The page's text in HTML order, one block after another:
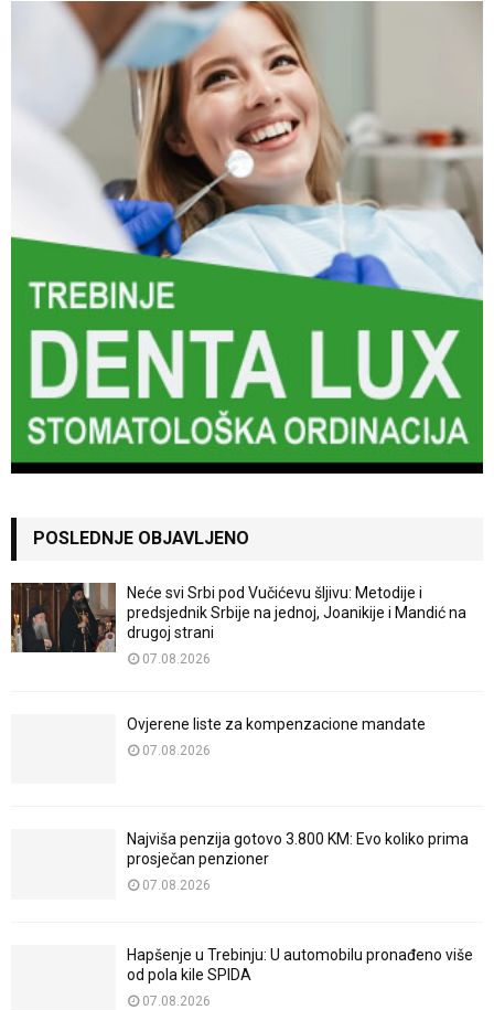
POSLEDNJE OBJAVLJENO
Neće svi Srbi pod Vučićevu šljivu: Metodije i
predsjednik Srbije na jednoj, Joanikije i Mandić na
drugoj strani
07.08.2026
Ovjerene liste za kompenzacione mandate
07.08.2026
Najviša penzija gotovo 3.800 KM: Evo koliko prima
prosječan penzioner
07.08.2026
Hapšenje u Trebinju: U automobilu pronađeno više
od pola kile SPIDA
07.08.2026